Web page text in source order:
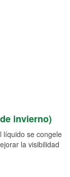
invierno)
líquido se congele
la visibilidad